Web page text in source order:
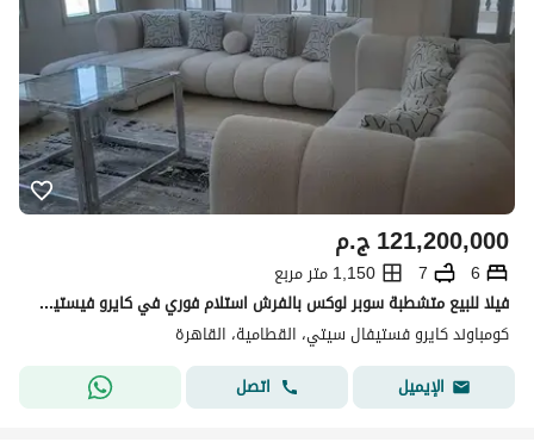
ج.م121,200,000
6
7
1,150 متر مربع
فيلا للبيع متشطبة سوبر لوكس بالفرش استلام فوري في كايرو فيستيفال سيتي Cairo Festival City
كومباوند كايرو فستيفال سيتي، القطامية، القاهرة
الإيميل
اتصل